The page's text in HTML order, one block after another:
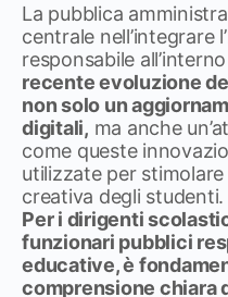
La pubblica
centrale nell’integrare
responsabile
recente evoluzione
non solo un
digitali, ma anche
come queste
utilizzate per
creativa degli studenti.
Per i dirigenti
funzionari pubblici
educative, è
comprensione chiara